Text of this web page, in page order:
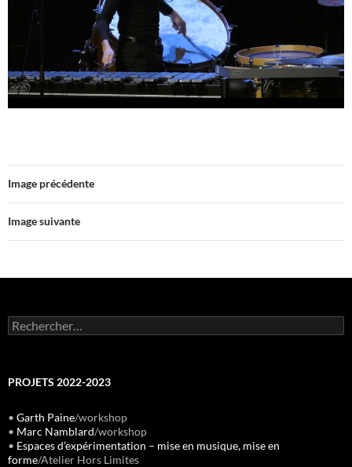
Image précédente
Image suivante
Rechercher :
PROJETS 2022-2023
• Garth Paine/workshop
• Marc Namblard/workshop
• Espaces d’expérimentation – mise en musique, mise en
forme/Atelier Hors Limites